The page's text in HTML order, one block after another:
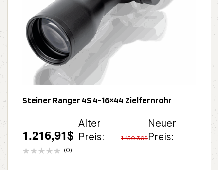
Steiner Ranger 4S 4-16×44 Zielfernrohr
Alter
Preis:
1.450,30$
Neuer
Preis:
1.216,91$
(0)